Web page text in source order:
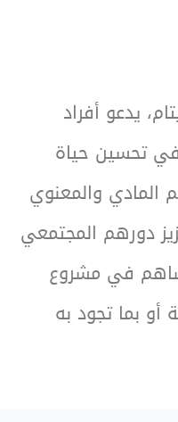
يدعو أفراد
في تحسين حياة
المادي والمعنوي
دورهم المجتمعي
في مشروع
أو بما تجود به